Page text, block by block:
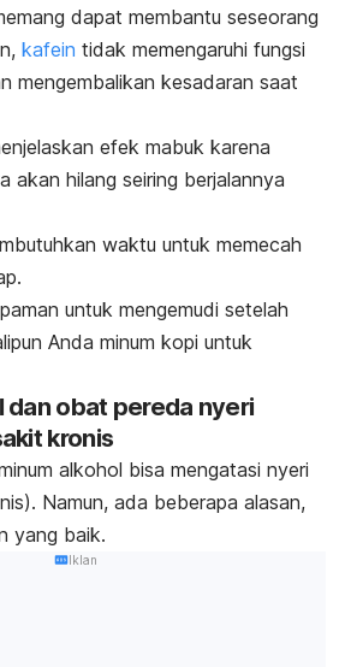
dapat membantu seseorang
kafein tidak memengaruhi fungsi
mengembalikan kesadaran saat
efek mabuk karena
akan hilang seiring berjalannya
waktu untuk memecah
untuk mengemudi setelah
Anda minum kopi untuk
dan obat pereda nyeri
kronis
alkohol bisa mengatasi nyeri
Namun, ada beberapa alasan,
yang baik.
Iklan